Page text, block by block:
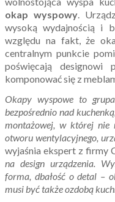
okap wyspowy.
wysoką wydajnością i
względu na fakt, że
centralnym punkcie
poświęcają designowi
komponować się z
Okapy wyspowe to
bezpośrednio nad
montażowej, w której nie
otworu wentylacyjnego,
wyjaśnia ekspert z firmy
na design urządzenia.
forma, dbałość o detal –
musi być także ozdobą